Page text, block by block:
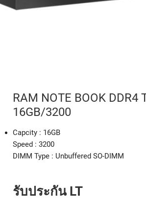
RAM NOTE BOOK DDR4
16GB/3200
Capcity : 16GB
Speed : 3200
DIMM Type : Unbuffered SO-DIMM
รับประกัน LT